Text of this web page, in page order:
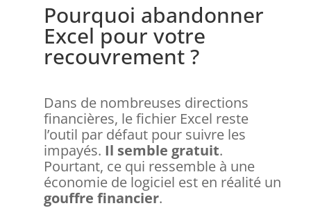
Pourquoi abandonner
Excel pour votre
recouvrement ?
Dans de nombreuses directions
financières, le fichier Excel reste
l’outil par défaut pour suivre les
impayés. Il semble gratuit.
Pourtant, ce qui ressemble à une
économie de logiciel est en réalité un
gouffre financier.